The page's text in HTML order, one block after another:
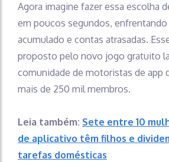
Agora imagine fazer essa escolha
em poucos segundos,
acumulado e contas atrasadas.
proposto pelo novo jogo gratuito
comunidade de motoristas de app
mais de 250 mil membros.
Leia também: Sete entre 10
de aplicativo têm filhos e
tarefas domésticas